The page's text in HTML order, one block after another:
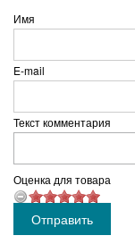
Имя
E-mail
Текст комментария
Оценка для товара